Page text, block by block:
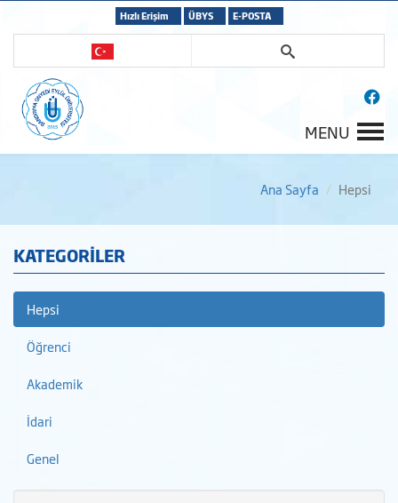
Hızlı Erişim ÜBYS E-POSTA
MENU
Ana Sayfa Hepsi
KATEGORİLER
Hepsi
Öğrenci
Akademik
İdari
Genel